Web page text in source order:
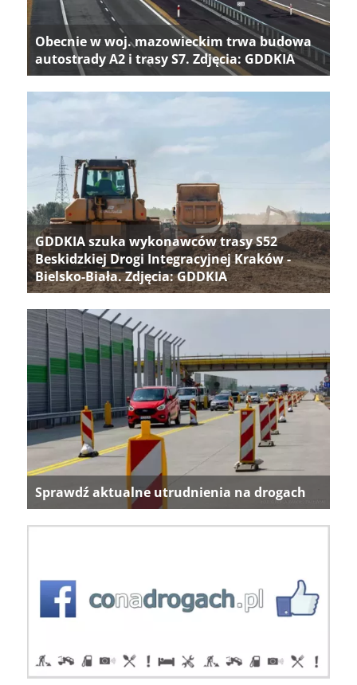
Obecnie w woj. mazowieckim trwa budowa
autostrady A2 i trasy S7. Zdjęcia: GDDKIA
GDDKIA szuka wykonawców trasy S52
Beskidzkiej Drogi Integracyjnej Kraków -
Bielsko-Biała. Zdjęcia: GDDKIA
Sprawdź aktualne utrudnienia na drogach